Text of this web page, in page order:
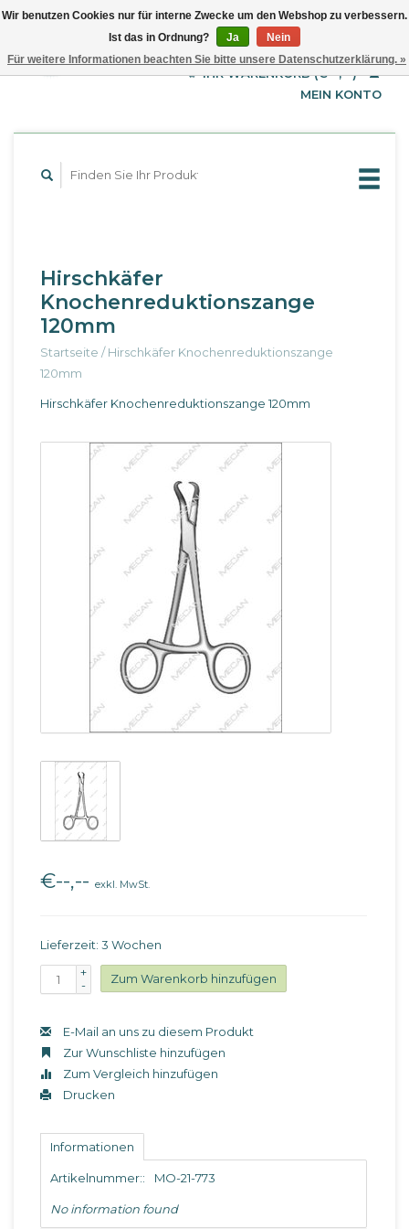
EUR
GBP
USD
English
Français
IHR WARENKORB (€--,--)
MEIN KONTO
Hirschkäfer
Knochenreduktionszange
120mm
Startseite /Hirschkäfer Knochenreduktionszange
120mm
Hirschkäfer Knochenreduktionszange 120mm
€--,-- exkl. MwSt.
Lieferzeit: 3 Wochen
+
-
Zum Warenkorb hinzufügen
E-Mail an uns zu diesem Produkt
Zur Wunschliste hinzufügen
Zum Vergleich hinzufügen
Drucken
Informationen
Artikelnummer:: MO-21-773
No information found
Wir benutzen Cookies nur für interne Zwecke um den Webshop zu verbessern.
Ist das in Ordnung?
Ja
Nein
Für weitere Informationen beachten Sie bitte unsere Datenschutzerklärung. »